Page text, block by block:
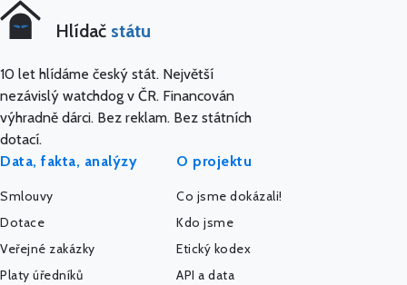
Hlídač státu
10 let hlídáme český stát. Největší
nezávislý watchdog v ČR. Financován
výhradně dárci. Bez reklam. Bez státních
dotací.
Data, fakta, analýzy
Smlouvy
Dotace
Veřejné zakázky
Platy úředníků
O projektu
Co jsme dokázali!
Kdo jsme
Etický kodex
API a data